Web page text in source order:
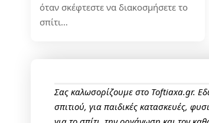
όταν σκέφτεστε να διακοσμήσετε το
σπίτι…
Σας καλωσορίζουμε στο Toftiaxa.gr.
σπιτιού, για παιδικές κατασκευές,